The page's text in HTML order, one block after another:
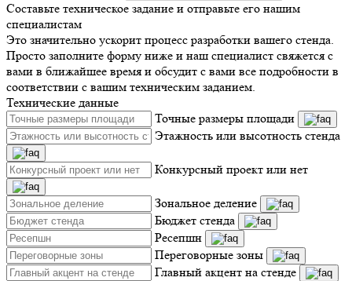
Составьте техническое задание и отправьте его нашим
специалистам
Это значительно ускорит процесс разработки вашего стенда.
Просто заполните форму ниже и наш специалист свяжется с
вами в ближайшее время и обсудит с вами все подробности в
соответствии с вашим техническим заданием.
Технические данные
Точные размеры площади
Этажность или высотность стенда
Конкурсный проект или нет
Зональное деление
Бюджет стенда
Ресепшн
Переговорные зоны
Главный акцент на стенде